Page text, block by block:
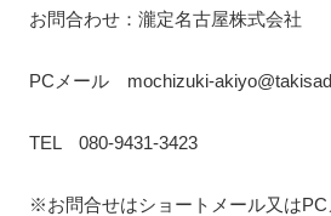
お問合わせ：瀧定名古屋株式会社
PCメール mochizuki-
TEL 080-9431-3423
※お問合せはショートメール又は